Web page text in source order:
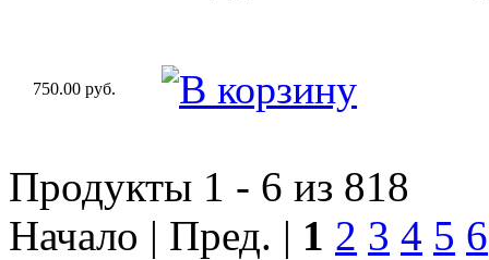
750.00 руб.
Продукты 1 - 6 из 818
Начало | Пред. | 1 2 3 4 5 6